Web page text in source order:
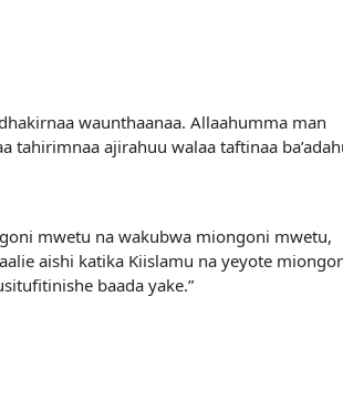
waunthaanaa. Allaahumma man
tahirimnaa ajirahuu walaa taftinaa
mwetu na wakubwa miongoni mwetu,
aishi katika Kiislamu na yeyote
baada yake.”